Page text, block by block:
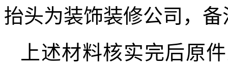
抬头为装饰装修公司，
上述材料核实完后原